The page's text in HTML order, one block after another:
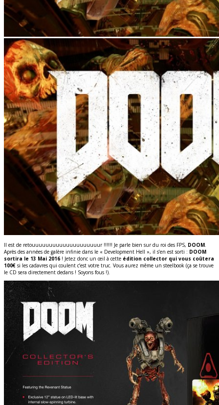
Il est de retouuuuuuuuuuuuuuuuuuuur !!!!!! Je parle bien sur du roi des FPS, DOOM.
Après des années de galère infinie dans le « Development Hell », il s’en est sorti : DOOM
sortira le 13 Mai 2016 ! Jetez donc un œil à cette édition collector qui vous coûtera
100€ si les cadavres qui coulent c’est votre truc. Vous aurez même un steelbook (ça se trouve
le CD sera directement dedans ! Soyons fous !).